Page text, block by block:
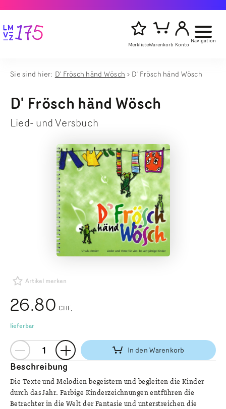
MerklisteWarenkorb Konto
Navigation
Sie sind hier: D' Frösch händ Wösch D' Frösch händ Wösch
D' Frösch händ Wösch
Lied- und Versbuch
Artikel merken
CHF
26.80
lieferbar
In den Warenkorb
Beschreibung
Die Texte und Melodien begeistern und begleiten die Kinder
durch das Jahr. Farbige Kinderzeichnungen entführen die
Betrachter in die Welt der Fantasie und unterstreichen die
oder
eingeben